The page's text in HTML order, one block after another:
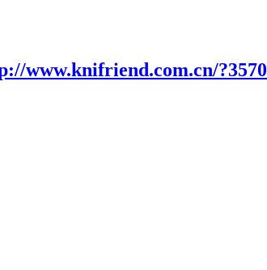
www.knifriend.com.cn/